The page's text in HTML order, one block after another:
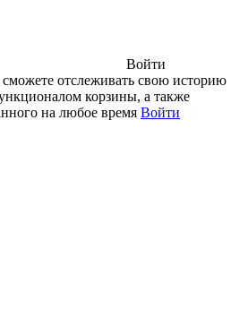
Войти
отслеживать свою историю
корзины, а также
на любое время Войти